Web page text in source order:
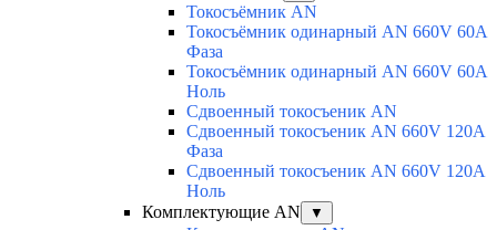
Токосъёмник AN
Токосъёмник одинарный AN 660V 60A
Фаза
Токосъёмник одинарный AN 660V 60A
Ноль
Сдвоенный токосъеник AN
Сдвоенный токосъеник AN 660V 120A
Фаза
Сдвоенный токосъеник AN 660V 120A
Ноль
Комплектующие AN
▼